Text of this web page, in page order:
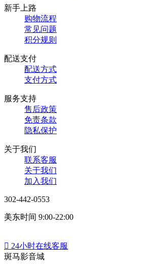
新手上路
购物流程
常见问题
积分规则
配送支付
配送方式
支付方式
服务支持
售后政策
免责条款
隐私保护
关于我们
联系客服
关于我们
加入我们
302-442-0553
美东时间 9:00-22:00
 24小时在线客服
斑马影音城